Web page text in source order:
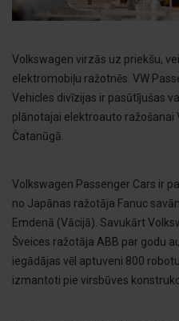
Volkswagen virzās uz priekšu,
elektromobiļu ražotnēs. VW
Vehicles divīzijas ir pasūtījušas
plānotajai elektroauto ražošanai
Čatanūgā.
Volkswagen Passenger Cars ir
no Japānas ražotāja Fanuc
Emdenā (Vācijā). Savukārt
Šveices ražotāja ABB par godu
iegādājas vēl aptuveni 800
izmantoti pie virsbūves